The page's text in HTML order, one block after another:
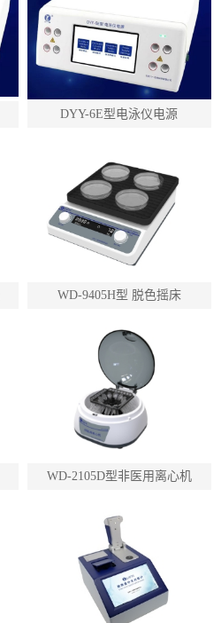
DYY-6E型电泳仪电源
WD-9405H型 脱色摇床
WD-2105D型非医用离心机